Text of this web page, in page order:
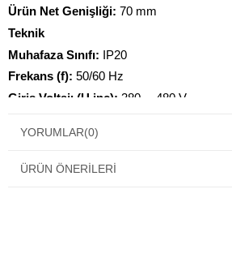
Ürün Net Genişliği: 70 mm
Teknik
Muhafaza Sınıfı: IP20
Frekans (f): 50/60 Hz
Giriş Voltajı (U inç): 380… 480 V
Faz Sayısı: 3
Çıkış Akımı, Hafif Aşırı Yük Kullanımı:
YORUMLAR(0)
ÜRÜN ÖNERILERI